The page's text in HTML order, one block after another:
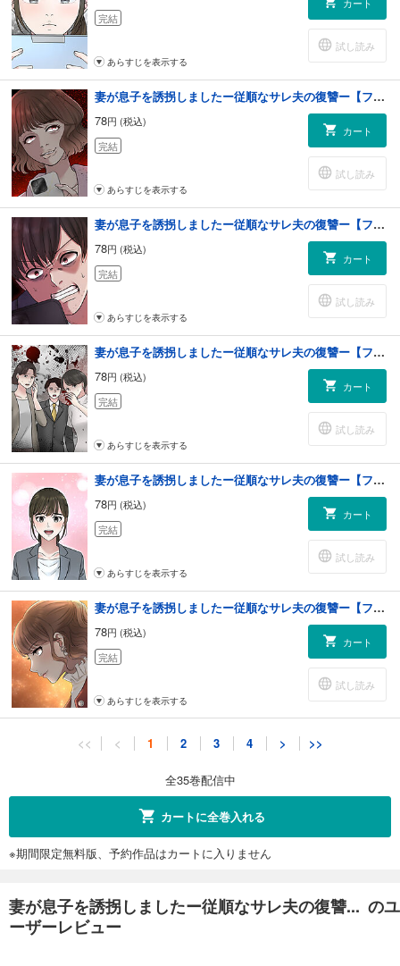
完結
試し読み
あらすじを表示する
妻が息子を誘拐しましたー従順なサレ夫の復讐ー【フルカラー】【タテヨミ】(6)
78円 (税込)
完結
カート
試し読み
あらすじを表示する
妻が息子を誘拐しましたー従順なサレ夫の復讐ー【フルカラー】【タテヨミ】(7)
78円 (税込)
完結
カート
試し読み
あらすじを表示する
妻が息子を誘拐しましたー従順なサレ夫の復讐ー【フルカラー】【タテヨミ】(8)
78円 (税込)
完結
カート
試し読み
あらすじを表示する
妻が息子を誘拐しましたー従順なサレ夫の復讐ー【フルカラー】【タテヨミ】(9)
78円 (税込)
完結
カート
試し読み
あらすじを表示する
妻が息子を誘拐しましたー従順なサレ夫の復讐ー【フルカラー】【タテヨミ】(10)
78円 (税込)
完結
カート
試し読み
あらすじを表示する
完結
カート
<< < 1 2 3 4 > >>
全35巻配信中
カートに全巻入れる
※期間限定無料版、予約作品はカートに入りません
妻が息子を誘拐しましたー従順なサレ夫の復讐... のユ
ーザーレビュー